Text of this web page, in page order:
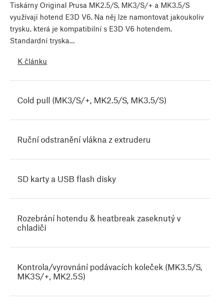
Tiskárny Original Prusa MK2.5/S, MK3/S/+ a MK3.5/S
využívají hotend E3D V6. Na něj lze namontovat jakoukoliv
trysku, která je kompatibilní s E3D V6 hotendem.
Standardní tryska…
K článku
Cold pull (MK3/S/+, MK2.5/S, MK3.5/S)
Ruční odstranění vlákna z extruderu
SD karty a USB flash disky
Rozebrání hotendu & heatbreak zaseknutý v
chladiči
Kontrola/vyrovnání podávacích koleček (MK3.5/S,
MK3S/+, MK2.5S)